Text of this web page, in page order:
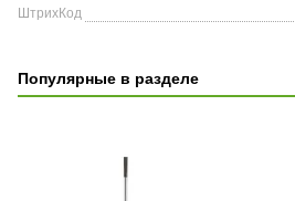
ШтрихКод
Популярные в разделе